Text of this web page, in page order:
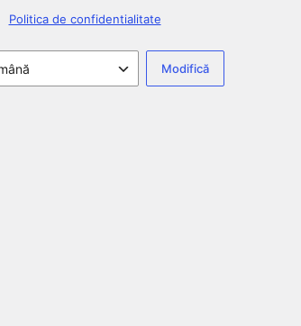
Politica de confidentialitate